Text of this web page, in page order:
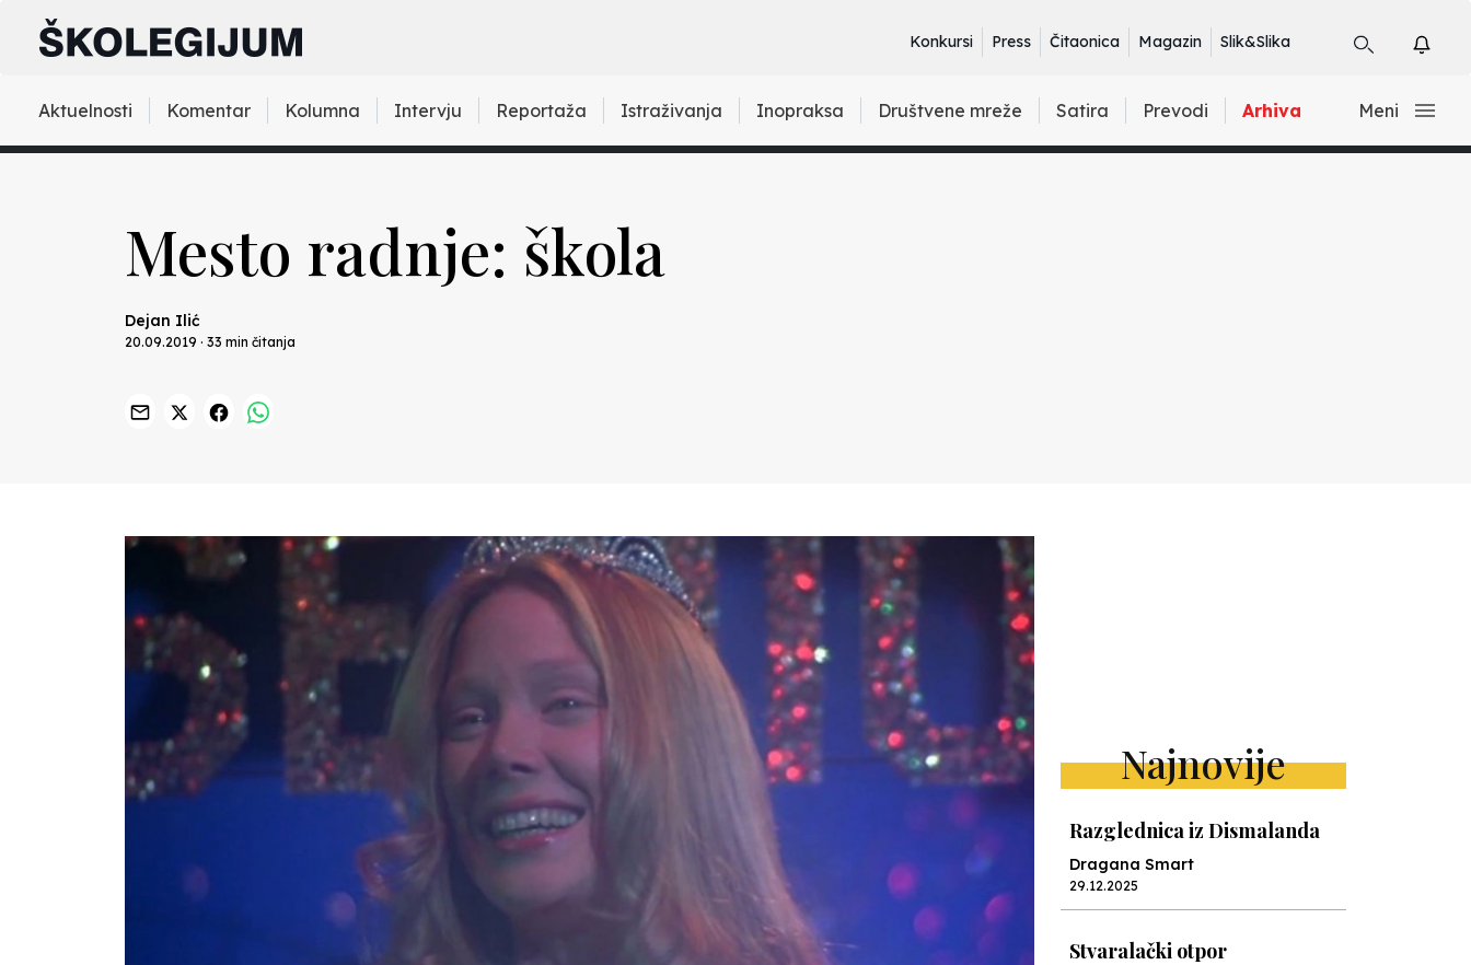
Konkursi Press Čitaonica Magazin Slik&Slika
Aktuelnosti Komentar Kolumna Intervju Reportaža Istraživanja Inopraksa Društvene mreže Satira Prevodi Arhiva Meni
Mesto radnje: škola
Dejan Ilić
20.09.2019 · 33 min čitanja
Najnovije
Razglednica iz Dismalanda
Dragana Smart
29.12.2025
Stvaralački otpor